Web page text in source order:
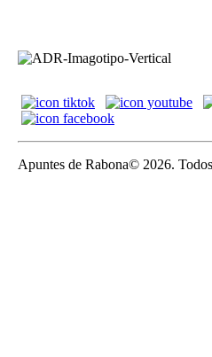
Apuntes de Rabona© 2026.